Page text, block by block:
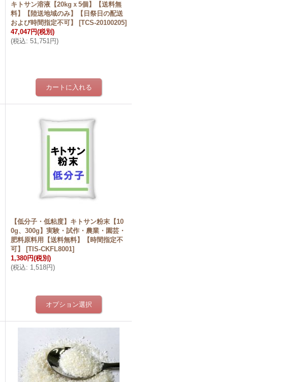
キトサン溶液【20kgｘ5個】【送料無
料】【陸送地域のみ】【日祭日の配送
および時間指定不可】
[TCS-20100205]
47,047円(税別)
(税込: 51,751円)
【低分子・低粘度】キトサン粉末【10
0g、300g】実験・試作・農業・園芸・
肥料原料用【送料無料】【時間指定不
可】
[TIS-CKFL8001]
1,380円(税別)
(税込: 1,518円)